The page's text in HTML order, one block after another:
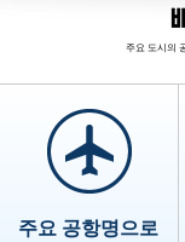
주요 도시의
주요 공항명으로